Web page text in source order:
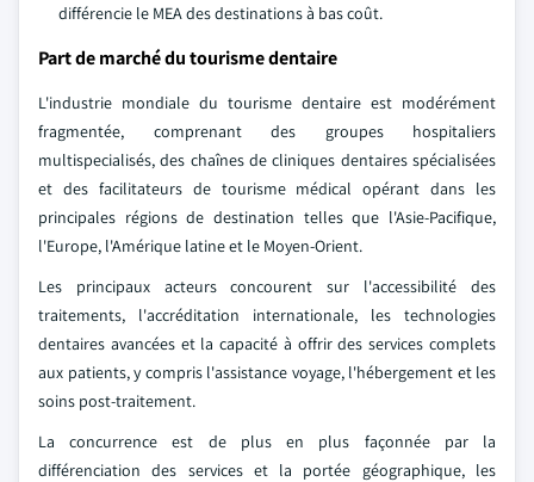
différencie le MEA des destinations à bas coût.
Part de marché du tourisme dentaire
L'industrie mondiale du tourisme dentaire est modérément
fragmentée, comprenant des groupes hospitaliers
multispecialisés, des chaînes de cliniques dentaires spécialisées
et des facilitateurs de tourisme médical opérant dans les
principales régions de destination telles que l'Asie-Pacifique,
l'Europe, l'Amérique latine et le Moyen-Orient.
Les principaux acteurs concourent sur l'accessibilité des
traitements, l'accréditation internationale, les technologies
dentaires avancées et la capacité à offrir des services complets
aux patients, y compris l'assistance voyage, l'hébergement et les
soins post-traitement.
La concurrence est de plus en plus façonnée par la
différenciation des services et la portée géographique, les